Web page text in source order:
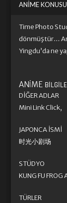
ANIME
Time Photo
dönmüştür…
Yingdu’da ne
ANIME
DIĞER ADLAR
Mini Link Click,
JAPONCA İSMI
时光小剧场
STÜDYO
KUNG FU FROG
TÜRLER